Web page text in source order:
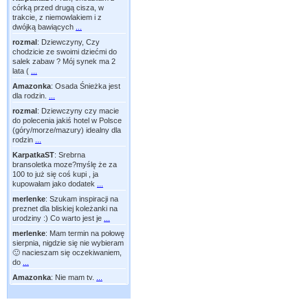
córką przed drugą cisza, w
trakcie, z niemowlakiem i z
dwójką bawiących
rozmal: Dziewczyny, Czy
chodzicie ze swoimi dziećmi do
salek zabaw ? Mój synek ma 2
lata (
Amazonka: Osada Śnieżka jest
dla rodzin.
rozmal: Dziewczyny czy macie
do polecenia jakiś hotel w Polsce
(góry/morze/mazury) idealny dla
rodzin
KarpatkaST: Srebrna
bransoletka moze?myślę że za
100 to już się coś kupi , ja
kupowałam jako dodatek
merlenke: Szukam inspiracji na
preznet dla bliskiej koleżanki na
urodziny :) Co warto jest je
merlenke: Mam termin na połowę
sierpnia, nigdzie się nie wybieram
🙂 nacieszam się oczekiwaniem,
do
Amazonka: Nie mam tv.